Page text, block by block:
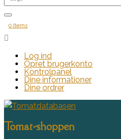
0 Items

Log ind
Opret brugerkonto
Kontrolpanel
Dine informationer
Dine ordrer
Tomat-shoppen